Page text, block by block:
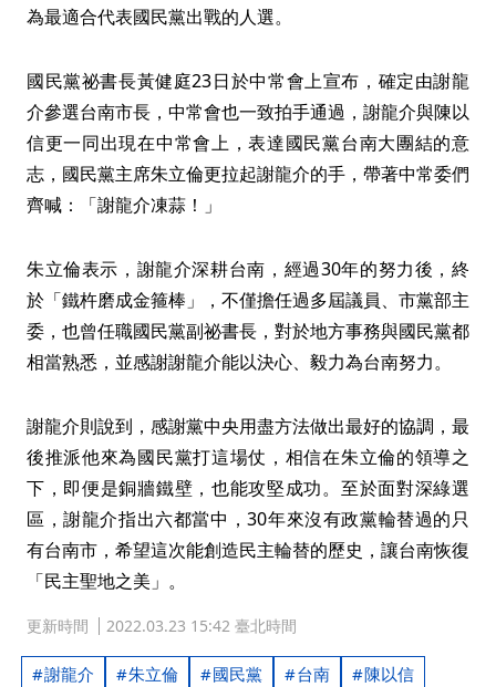
為最適合代表國民黨出戰的人選。
國民黨祕書長黃健庭23日於中常會上宣布，確定由謝龍
介參選台南市長，中常會也一致拍手通過，謝龍介與陳以
信更一同出現在中常會上，表達國民黨台南大團結的意
志，國民黨主席朱立倫更拉起謝龍介的手，帶著中常委們
齊喊：「謝龍介凍蒜！」
朱立倫表示，謝龍介深耕台南，經過30年的努力後，終
於「鐵杵磨成金箍棒」，不僅擔任過多屆議員、市黨部主
委，也曾任職國民黨副祕書長，對於地方事務與國民黨都
相當熟悉，並感謝謝龍介能以決心、毅力為台南努力。
謝龍介則說到，感謝黨中央用盡方法做出最好的協調，最
後推派他來為國民黨打這場仗，相信在朱立倫的領導之
下，即便是銅牆鐵壁，也能攻堅成功。至於面對深綠選
區，謝龍介指出六都當中，30年來沒有政黨輪替過的只
有台南市，希望這次能創造民主輪替的歷史，讓台南恢復
「民主聖地之美」。
更新時間 2022.03.23 15:42 臺北時間
謝龍介 朱立倫 國民黨 台南
陳以信